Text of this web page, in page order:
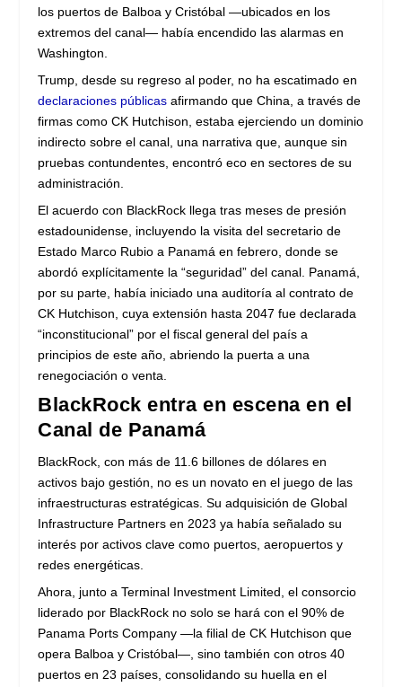
los puertos de Balboa y Cristóbal —ubicados en los
extremos del canal— había encendido las alarmas en
Washington.
Trump, desde su regreso al poder, no ha escatimado en
declaraciones públicas afirmando que China, a través de
firmas como CK Hutchison, estaba ejerciendo un dominio
indirecto sobre el canal, una narrativa que, aunque sin
pruebas contundentes, encontró eco en sectores de su
administración.
El acuerdo con BlackRock llega tras meses de presión
estadounidense, incluyendo la visita del secretario de
Estado Marco Rubio a Panamá en febrero, donde se
abordó explícitamente la “seguridad” del canal. Panamá,
por su parte, había iniciado una auditoría al contrato de
CK Hutchison, cuya extensión hasta 2047 fue declarada
“inconstitucional” por el fiscal general del país a
principios de este año, abriendo la puerta a una
renegociación o venta.
BlackRock entra en escena en el
Canal de Panamá
BlackRock, con más de 11.6 billones de dólares en
activos bajo gestión, no es un novato en el juego de las
infraestructuras estratégicas. Su adquisición de Global
Infrastructure Partners en 2023 ya había señalado su
interés por activos clave como puertos, aeropuertos y
redes energéticas.
Ahora, junto a Terminal Investment Limited, el consorcio
liderado por BlackRock no solo se hará con el 90% de
Panama Ports Company —la filial de CK Hutchison que
opera Balboa y Cristóbal—, sino también con otros 40
puertos en 23 países, consolidando su huella en el